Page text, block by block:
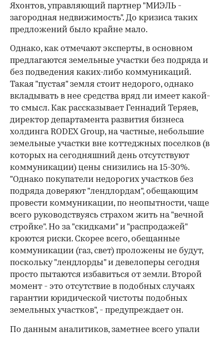
Яхонтов, управляющий партнер "МИЭЛЬ -
загородная недвижимость". До кризиса таких
предложений было крайне мало.
Однако, как отмечают эксперты, в основном
предлагаются земельные участки без подряда и
без подведения каких-либо коммуникаций.
Такая "пустая" земля стоит недорого, однако
вкладывать в нее средства вряд ли имеет какой-
то смысл. Как рассказывает Геннадий Теряев,
директор департамента развития бизнеса
холдинга RODEX Group, на частные, небольшие
земельные участки вне коттеджных поселков (в
которых на сегодняшний день отсутствуют
коммуникации) цены снизились на 15-30%.
"Однако покупатели недорогих участков без
подряда доверяют "лендлордам", обещающим
провести коммуникации, по неопытности, чаще
всего руководствуясь страхом жить на "вечной
стройке". Но за "скидками" и "распродажей"
кроются риски. Скорее всего, обещанные
коммуникации (газ, свет) проложены не будут,
поскольку "лендлорды" и девелоперы сегодня
просто пытаются избавиться от земли. Второй
момент - это отсутствие в подобных случаях
гарантии юридической чистоты подобных
земельных участков", - предупреждает он.
По данным аналитиков, заметнее всего упали